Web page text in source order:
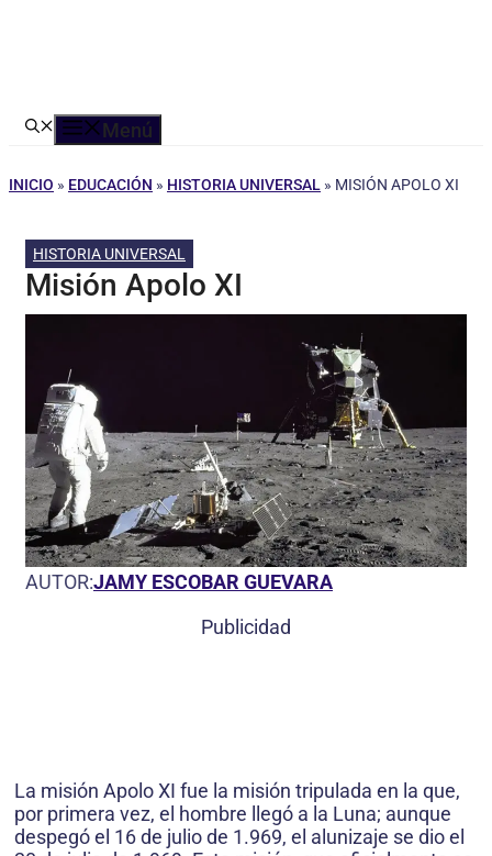
Menú
INICIO » EDUCACIÓN » HISTORIA UNIVERSAL » MISIÓN APOLO XI
HISTORIA UNIVERSAL
Misión Apolo XI
AUTOR:JAMY ESCOBAR GUEVARA
Publicidad
La misión Apolo XI fue la misión tripulada en la que,
por primera vez, el hombre llegó a la Luna; aunque
despegó el 16 de julio de 1.969, el alunizaje se dio el